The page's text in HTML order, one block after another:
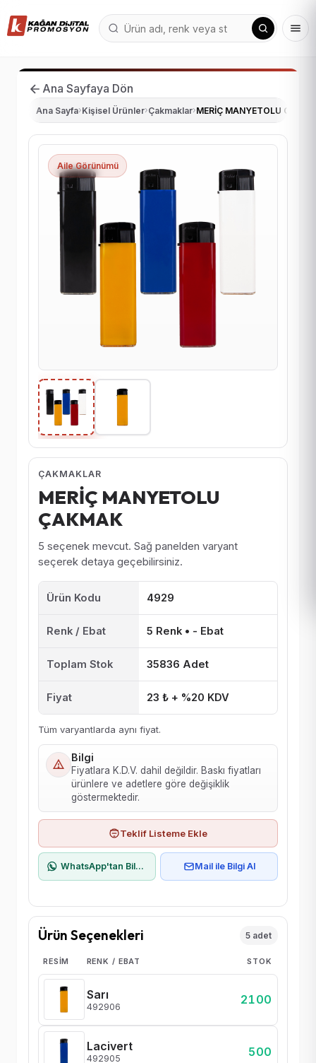
Ana Sayfaya Dön
Ana Sayfa›Kişisel Ürünler›Çakmaklar›MERİÇ MANYETOLU
Aile Görünümü
ÇAKMAKLAR
MERİÇ MANYETOLU
ÇAKMAK
5 seçenek mevcut. Sağ panelden varyant
seçerek detaya geçebilirsiniz.
Ürün Kodu 4929
Renk / Ebat 5 Renk • - Ebat
Toplam Stok 35836 Adet
Fiyat 23 ₺ + %20 KDV
Tüm varyantlarda aynı fiyat.
Bilgi
Fiyatlara K.D.V. dahil değildir. Baskı fiyatları
ürünlere ve adetlere göre değişiklik
göstermektedir.
Teklif Listeme Ekle
WhatsApp'tan Bilgi Al Mail ile Bilgi Al
Ürün Seçenekleri 5 adet
RESIM RENK / EBAT STOK
Sarı
492906 2100
Lacivert
492905 500